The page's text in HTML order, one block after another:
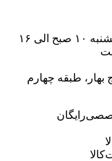
شنبه تا چهارشنبه ۱۰ صبح الی ۶ عصر و پنجشنبه ۱۰ صبح الی ۱۶
بهار، طبقه چهارم